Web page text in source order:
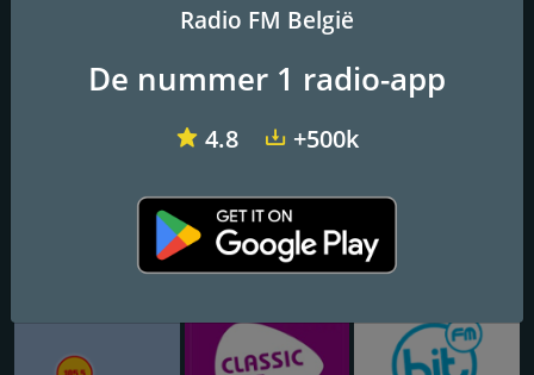
RTBF Classic 21 Metal Zoe FM
Radio FM België
De nummer 1 radio-app
4.8 +500k